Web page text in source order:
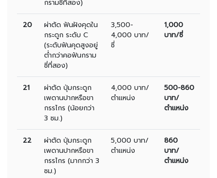
กรามซี่ที่สอง)
20
ผ่าตัด ฟันฝังคุดใน
กระดูก ระดับ C
(ระดับฟันคุดสูงอยู่
ต่ำกว่าคอฟันกราม
ซี่ที่สอง)
3,500-
4,000 บาท/
ซี่
1,000
บาท/ซี่
21
ผ่าตัด ปุ่มกระดูก
เพดานปากหรือขา
กรรไกร (น้อยกว่า
3 ซม.)
4,000 บาท/
ตำแหน่ง
500-860
บาท/
ตำแหน่ง
22
ผ่าตัด ปุ่มกระดูก
เพดานปากหรือขา
กรรไกร (มากกว่า 3
ซม.)
5,000 บาท/
ตำแหน่ง
860
บาท/
ตำแหน่ง